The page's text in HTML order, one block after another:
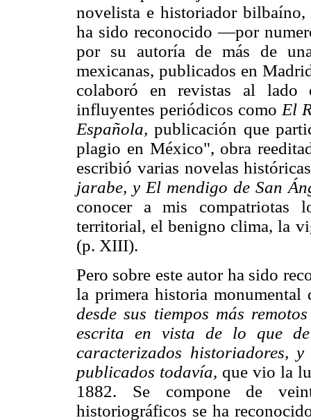
novelista e historiador
ha sido reconocido —por
por su autoría de más de
mexicanas, publicados en
colaboró en revistas al lado
influyentes periódicos como El
Española,publicación que
plagio en México", obra
escribió varias novelas
jarabe, y El mendigo de San
conocer a mis compatriotas
territorial, el benigno clima, la
(p. XIII).
Pero sobre este autor ha sido
la primera historia
desde sus tiempos más
escrita en vista de lo que
caracterizados historiadores,
publicados todavía, que vio la
1882. Se compone de
historiográficos se ha